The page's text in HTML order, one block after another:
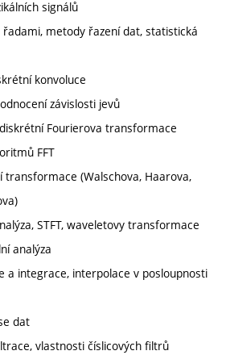
signálů
metody řazení dat, statistická
konvoluce
závislosti jevů
Fourierova transformace
FFT
(Walschova, Haarova,
STFT, waveletovy transformace
analýza
a integrace, interpolace v posloupnosti
dat
vlastnosti číslicových filtrů